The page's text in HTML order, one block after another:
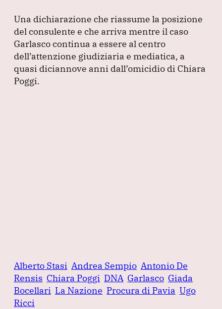
Una dichiarazione che riassume la posizione
del consulente e che arriva mentre il caso
Garlasco continua a essere al centro
dell’attenzione giudiziaria e mediatica, a
quasi diciannove anni dall’omicidio di Chiara
Poggi.
Alberto Stasi Andrea Sempio Antonio De
Rensis Chiara Poggi DNA Garlasco Giada
Bocellari La Nazione Procura di Pavia Ugo
Ricci